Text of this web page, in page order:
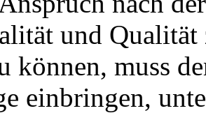
und Qualität
können, muss
einbringen,